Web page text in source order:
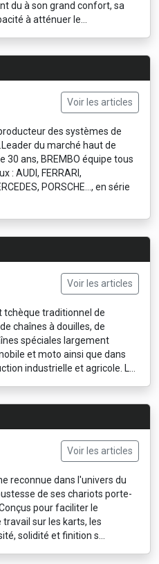
du à son grand confort, sa
à atténuer le...
Voir les articles
des systèmes de
du marché haut de
30 ans, BREMBO équipe tous
: AUDI, FERRARI,
PORSCHE..., en série
Voir les articles
tchèque traditionnel de
chaînes à douilles, de
spéciales largement
et moto ainsi que dans
industrielle et agricole. L...
Voir les articles
reconnue dans l'univers du
de ses chariots porte-
pour faciliter le
sur les karts, les
solidité et finition s...